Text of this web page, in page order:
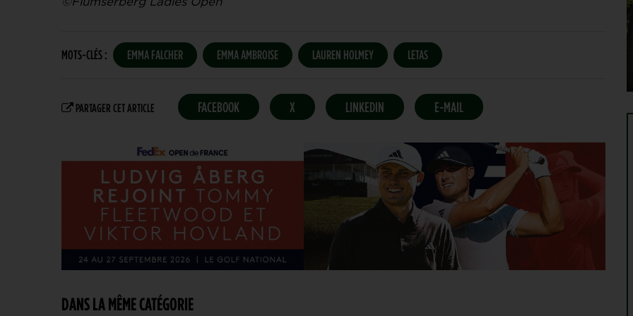
MOTS-CLÉS : EMMA FALCHER EMMA AMBROISE LAUREN HOLMEY LETAS
PARTAGER CET ARTICLE FACEBOOK X LINKEDIN E-MAIL
DANS LA MÊME CATÉGORIE